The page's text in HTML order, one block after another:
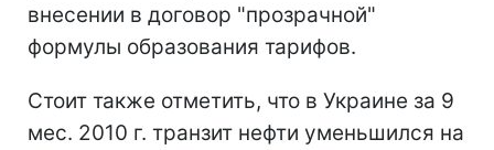
внесении в договор "прозрачной"
формулы образования тарифов.
Стоит также отметить, что в Украине за 9
мес. 2010 г. транзит нефти уменьшился на